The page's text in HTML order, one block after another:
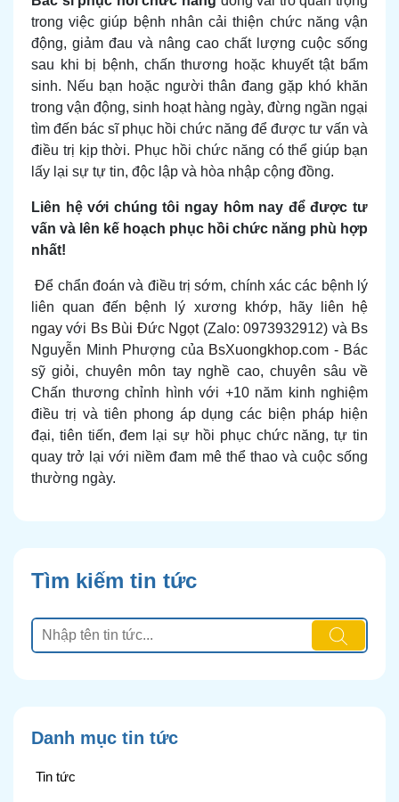
trong việc giúp bệnh nhân cải thiện chức năng vận
động, giảm đau và nâng cao chất lượng cuộc sống
sau khi bị bệnh, chấn thương hoặc khuyết tật bẩm
sinh. Nếu bạn hoặc người thân đang gặp khó khăn
trong vận động, sinh hoạt hàng ngày, đừng ngần ngại
tìm đến bác sĩ phục hồi chức năng để được tư vấn và
điều trị kịp thời. Phục hồi chức năng có thể giúp bạn
lấy lại sự tự tin, độc lập và hòa nhập cộng đồng.
Liên hệ với chúng tôi ngay hôm nay để được tư
vấn và lên kế hoạch phục hồi chức năng phù hợp
nhất!
Để chẩn đoán và điều trị sớm, chính xác các bệnh lý
liên quan đến bệnh lý xương khớp, hãy
liên hệ
ngay với Bs Bùi Đức Ngọt(Zalo: 0973932912) và Bs
Nguyễn Minh Phượng của BsXuongkhop.com - Bác
sỹ giỏi, chuyên môn tay nghề cao, chuyên sâu về
Chấn thương chỉnh hình với +10 năm kinh nghiệm
điều trị và tiên phong áp dụng các biện pháp hiện
đại, tiên tiến, đem lại sự hồi phục chức năng, tự tin
quay trở lại với niềm đam mê thể thao và cuộc sống
thường ngày.
Tìm kiếm tin tức
Danh mục tin tức
Tin tức